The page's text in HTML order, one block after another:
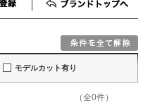
返品・交換について
会員特典のご案内
初めてのお客様
よくあるご質問
お問合せ
お気に入りブランド登録
モデルカット有り
（全0件）